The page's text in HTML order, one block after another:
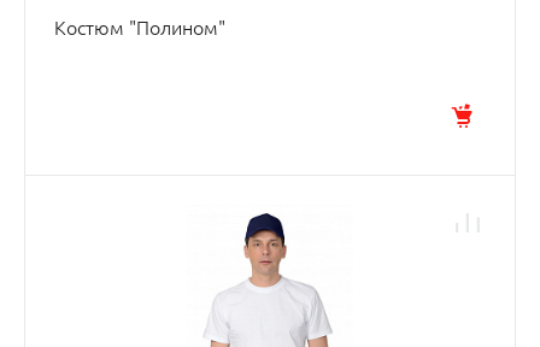
Костюм "Полином"